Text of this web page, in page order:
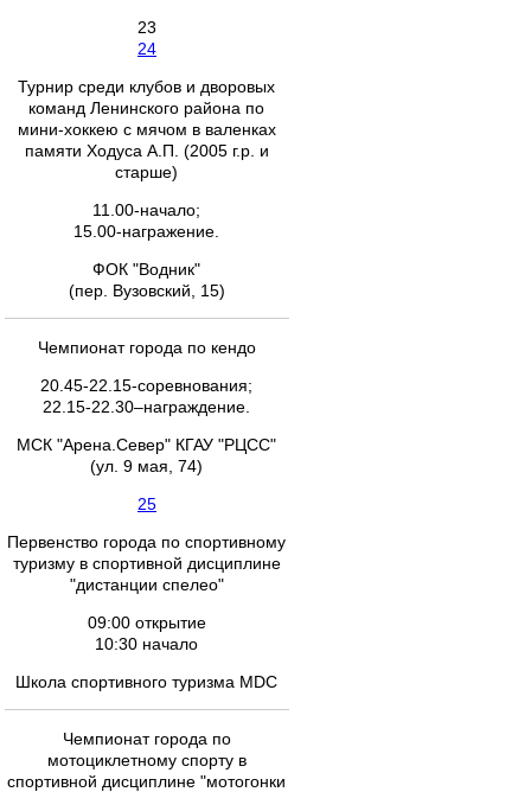
23
24
Турнир среди клубов и дворовых
команд Ленинского района по
мини-хоккею с мячом в валенках
памяти Ходуса А.П. (2005 г.р. и
старше)
11.00-начало;
15.00-награжение.
ФОК "Водник"
(пер. Вузовский, 15)
Чемпионат города по кендо
20.45-22.15-соревнования;
22.15-22.30–награждение.
МСК "Арена.Север" КГАУ "РЦСС"
(ул. 9 мая, 74)
25
Первенство города по спортивному
туризму в спортивной дисциплине
"дистанции спелео"
09:00 открытие
10:30 начало
Школа спортивного туризма MDC
Чемпионат города по
мотоциклетному спорту в
спортивной дисциплине "мотогонки